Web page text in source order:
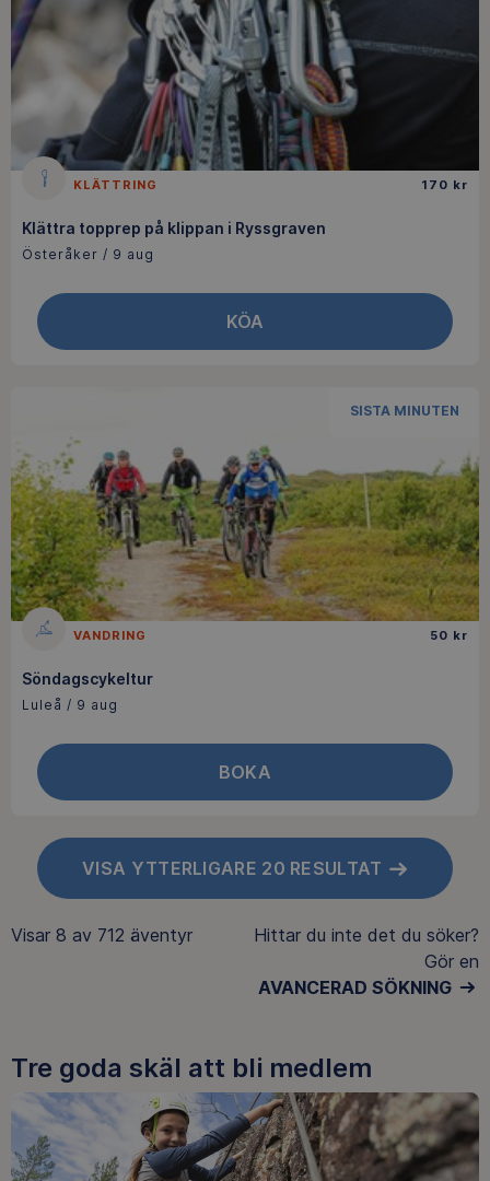
KLÄTTRING 170 kr
Klättra topprep på klippan i Ryssgraven
Österåker / 9 aug
KÖA
SISTA MINUTEN
VANDRING 50 kr
Söndagscykeltur
Luleå / 9 aug
BOKA
VISA YTTERLIGARE 20 RESULTAT
Visar 8 av 712 äventyr
Hittar du inte det du söker?
Gör en
AVANCERAD SÖKNING
Tre goda skäl att bli medlem